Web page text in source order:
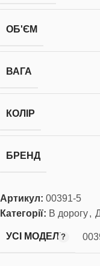
ОБ'ЄМ
ВАГА
КОЛІР
БРЕНД
Артикул: 00391-5
Категорії: В дорогу,
УСІ МОДЕЛІ